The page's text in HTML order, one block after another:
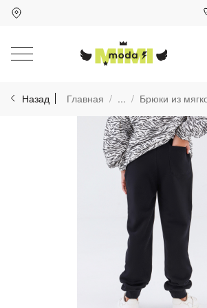
Назад Главная ... Брюки из
Для клиентов всех банков
Разбейте
на части
без переплат
График платежей